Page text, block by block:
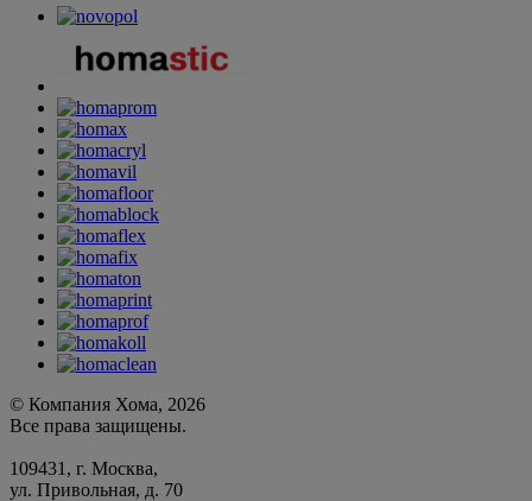
© Компания Хома, 2026
Все права защищены.
109431, г. Москва,
ул. Привольная, д. 70